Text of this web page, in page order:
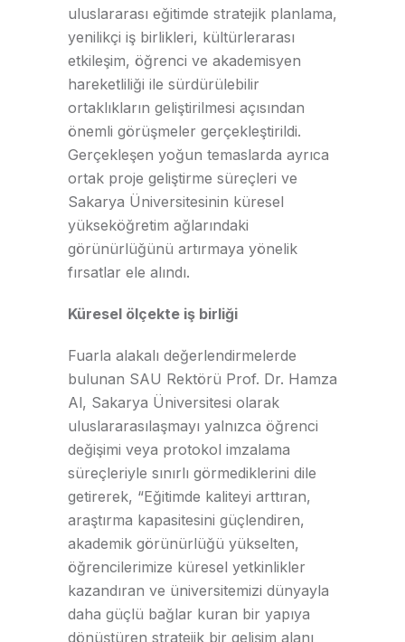
uluslararası eğitimde stratejik planlama,
yenilikçi iş birlikleri, kültürlerarası
etkileşim, öğrenci ve akademisyen
hareketliliği ile sürdürülebilir
ortaklıkların geliştirilmesi açısından
önemli görüşmeler gerçekleştirildi.
Gerçekleşen yoğun temaslarda ayrıca
ortak proje geliştirme süreçleri ve
Sakarya Üniversitesinin küresel
yükseköğretim ağlarındaki
görünürlüğünü artırmaya yönelik
fırsatlar ele alındı.
Küresel ölçekte iş birliği
Fuarla alakalı değerlendirmelerde
bulunan SAU Rektörü Prof. Dr. Hamza
Al, Sakarya Üniversitesi olarak
uluslararasılaşmayı yalnızca öğrenci
değişimi veya protokol imzalama
süreçleriyle sınırlı görmediklerini dile
getirerek, “Eğitimde kaliteyi arttıran,
araştırma kapasitesini güçlendiren,
akademik görünürlüğü yükselten,
öğrencilerimize küresel yetkinlikler
kazandıran ve üniversitemizi dünyayla
daha güçlü bağlar kuran bir yapıya
dönüştüren stratejik bir gelişim alanı